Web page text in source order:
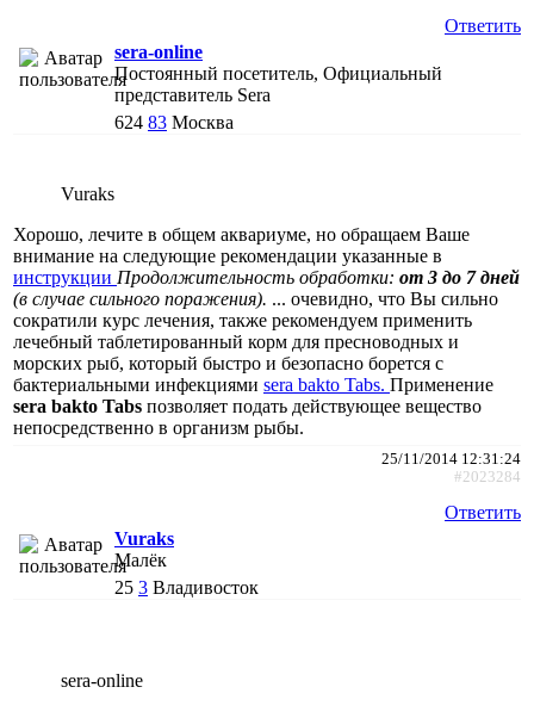
Ответить
sera-online
Постоянный посетитель, Официальный
представитель Sera
624 83 Москва
Vuraks
Хорошо, лечите в общем аквариуме, но обращаем Ваше
внимание на следующие рекомендации указанные в
инструкции Продолжительность обработки: от 3 до 7 дней
(в случае сильного поражения). ... очевидно, что Вы сильно
сократили курс лечения, также рекомендуем применить
лечебный таблетированный корм для пресноводных и
морских рыб, который быстро и безопасно борется с
бактериальными инфекциями sera bakto Tabs. Применение
sera bakto Tabs позволяет подать действующее вещество
непосредственно в организм рыбы.
25/11/2014 12:31:24
#2023284
Ответить
Vuraks
Малёк
25 3 Владивосток
sera-online